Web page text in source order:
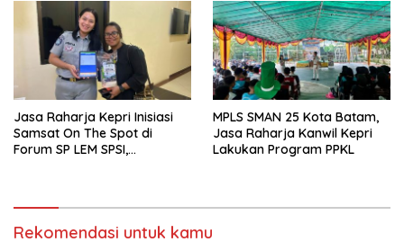
Indonesia
Jasa Raharja Kepri Inisiasi
Samsat On The Spot di
Forum SP LEM SPSI,
MPLS SMAN 25 Kota Batam,
Jasa Raharja Kanwil Kepri
Lakukan Program PPKL
Rekomendasi untuk kamu